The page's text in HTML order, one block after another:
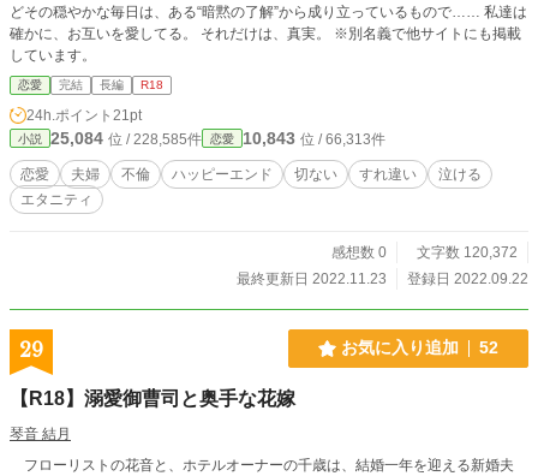
どその穏やかな毎日は、ある“暗黙の了解”から成り立っているもので…… 私達は
確かに、お互いを愛してる。 それだけは、真実。 ※別名義で他サイトにも掲載
しています。
恋愛 完結 長編 R18
24h.ポイント 21pt
小説 25,084 位 / 228,585件 恋愛 10,843 位 / 66,313件
恋愛 夫婦 不倫 ハッピーエンド 切ない すれ違い
泣ける
エタニティ
感想数 0
文字数 120,372
最終更新日 2022.11.23
登録日 2022.09.22
29 お気に入り追加 52
【R18】溺愛御曹司と奥手な花嫁
琴音 結月
フローリストの花音と、ホテルオーナーの千歳は、結婚一年を迎える新婚夫